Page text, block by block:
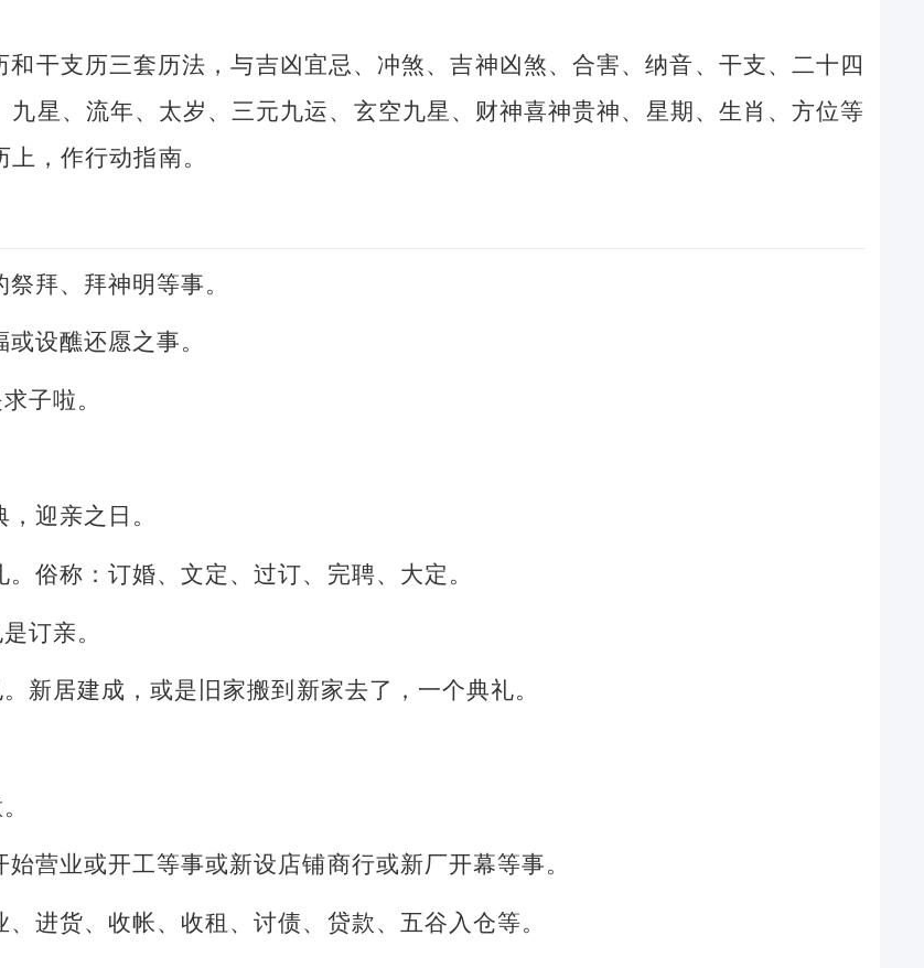
干支历三套历法，与吉凶宜忌、冲煞、吉神凶煞、合害、纳音、干支、二十四
星、流年、太岁、三元九运、玄空九星、财神喜神贵神、星期、生肖、方位等
，作行动指南。
拜、拜神明等事。
设醮还愿之事。
子啦。
迎亲之日。
俗称：订婚、文定、过订、完聘、大定。
订亲。
新居建成，或是旧家搬到新家去了，一个典礼。
营业或开工等事或新设店铺商行或新厂开幕等事。
进货、收帐、收租、讨债、贷款、五谷入仓等。